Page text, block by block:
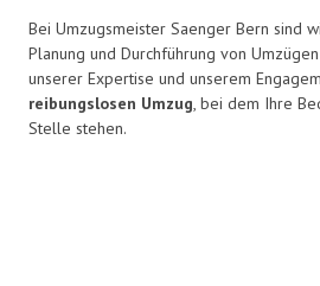
Bei Umzugsmeister Saenger Bern sind
Planung und Durchführung von
unserer Expertise und unserem
reibungslosen Umzug, bei dem Ihre
Stelle stehen.